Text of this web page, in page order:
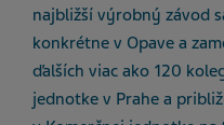
najbližší výrobný závod
konkrétne v Opave a
ďalších viac ako 120
jednotke v Prahe a